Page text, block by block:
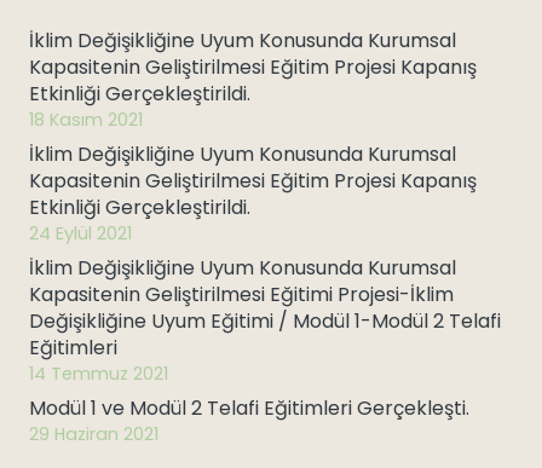
İklim Değişikliğine Uyum Konusunda Kurumsal
Kapasitenin Geliştirilmesi Eğitim Projesi Kapanış
Etkinliği Gerçekleştirildi.
18 Kasım 2021
İklim Değişikliğine Uyum Konusunda Kurumsal
Kapasitenin Geliştirilmesi Eğitim Projesi Kapanış
Etkinliği Gerçekleştirildi.
24 Eylül 2021
İklim Değişikliğine Uyum Konusunda Kurumsal
Kapasitenin Geliştirilmesi Eğitimi Projesi-İklim
Değişikliğine Uyum Eğitimi / Modül 1-Modül 2 Telafi
Eğitimleri
14 Temmuz 2021
Modül 1 ve Modül 2 Telafi Eğitimleri Gerçekleşti.
29 Haziran 2021